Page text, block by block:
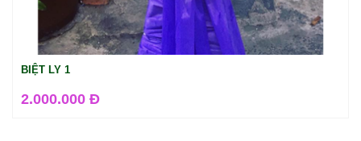
BIỆT LY 1
2.000.000 Đ